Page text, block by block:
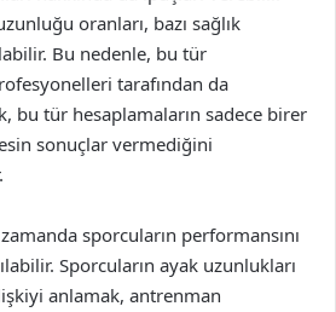
oranları, bazı sağlık
Bu nedenle, bu tür
tarafından da
bu tür hesaplamaların sadece birer
sonuçlar vermediğini
sporcuların performansını
Sporcuların ayak uzunlukları
anlamak, antrenman